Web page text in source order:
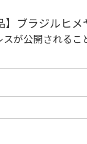
】ブラジルヒ
が公開されるこ